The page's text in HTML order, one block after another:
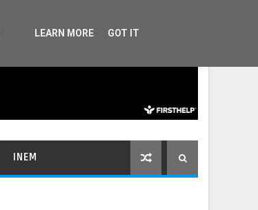
INEM
LEARN MORE GOT IT